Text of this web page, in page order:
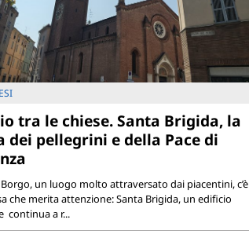
tra le chiese. Santa Brigida, la
dei pellegrini e della Pace di
un luogo molto attraversato dai piacentini, c’è
che merita attenzione: Santa Brigida, un edificio
continua a r...